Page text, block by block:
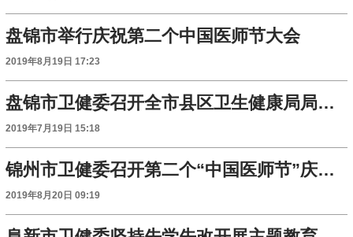
盘锦市举行庆祝第二个中国医师节大会
2019年8月19日 17:23
盘锦市卫健委召开全市县区卫生健康局局长座谈会
2019年7月19日 15:18
锦州市卫健委召开第二个“中国医师节”庆祝大会
2019年8月20日 09:19